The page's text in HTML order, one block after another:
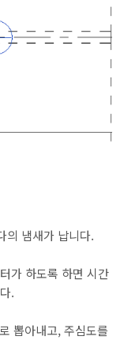
의 냄새가 납니다.
가 하도록 하면 시간
.
뽑아내고, 주심도를